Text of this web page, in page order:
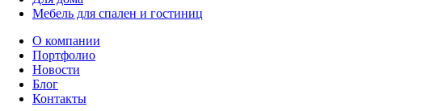
Мебель для спален и гостиниц
О компании
Портфолио
Новости
Блог
Контакты